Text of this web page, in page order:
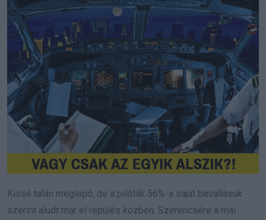
Kissé talán meglepő, de a pilóták 56%-a saját bevallásuk
szerint aludt már el repülés közben. Szerencsére a mai